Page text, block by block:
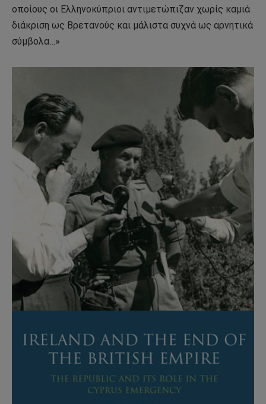
οποίους οι Ελληνοκύπριοι αντιμετώπιζαν χωρίς καμιά
διάκριση ως Βρετανούς και μάλιστα συχνά ως αρνητικά
σύμβολα…»